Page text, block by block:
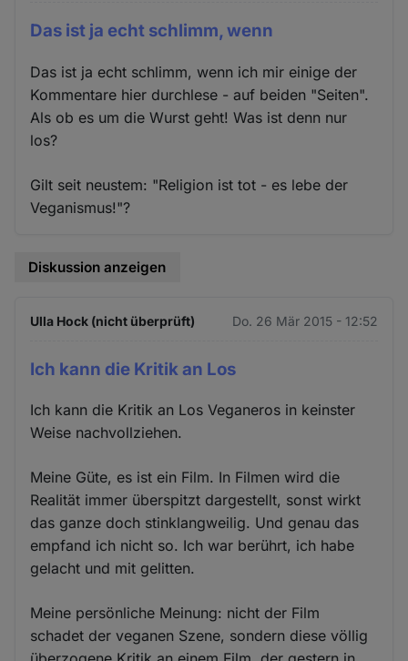
Das ist ja echt schlimm, wenn
Das ist ja echt schlimm, wenn ich mir einige der
Kommentare hier durchlese - auf beiden "Seiten".
Als ob es um die Wurst geht! Was ist denn nur
los?
Gilt seit neustem: "Religion ist tot - es lebe der
Veganismus!"?
Diskussion anzeigen
Ulla Hock (nicht überprüft) Do. 26 Mär 2015 - 12:52
Ich kann die Kritik an Los
Ich kann die Kritik an Los Veganeros in keinster
Weise nachvollziehen.
Meine Güte, es ist ein Film. In Filmen wird die
Realität immer überspitzt dargestellt, sonst wirkt
das ganze doch stinklangweilig. Und genau das
empfand ich nicht so. Ich war berührt, ich habe
gelacht und mit gelitten.
Meine persönliche Meinung: nicht der Film
schadet der veganen Szene, sondern diese völlig